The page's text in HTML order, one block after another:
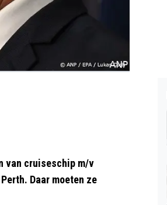
van cruiseschip m/v
Daar moeten ze